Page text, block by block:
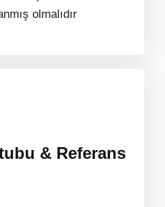
olmalıdır
& Referans